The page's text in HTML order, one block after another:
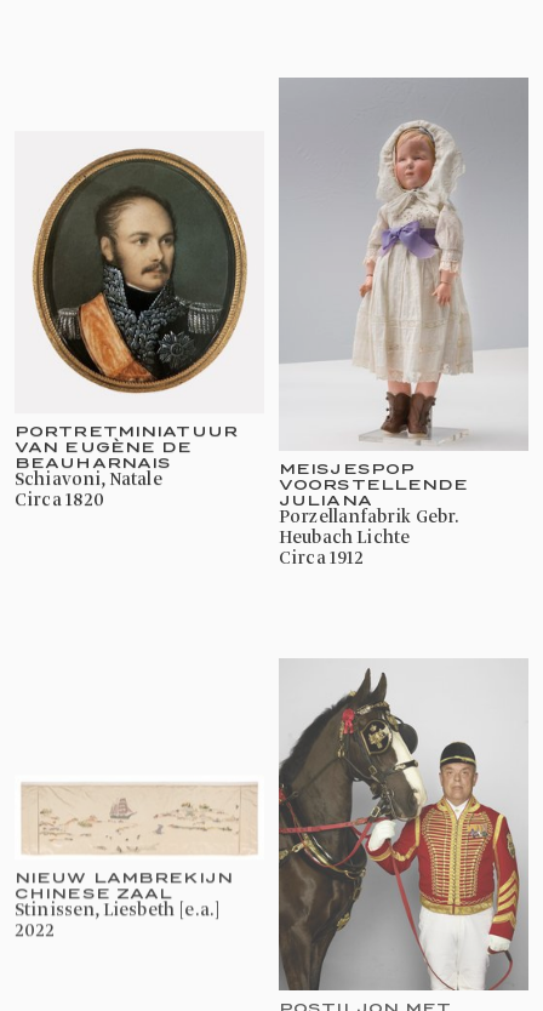
PORTRETMINIATUUR
VAN EUGÈNE DE
BEAUHARNAIS
Schiavoni, Natale
circa 1820
MEISJESPOP
VOORSTELLENDE
JULIANA
Porzellanfabrik Gebr.
Heubach Lichte
circa 1912
NIEUW LAMBREKIJN
CHINESE ZAAL
Stinissen, Liesbeth [e.a.]
2022
POSTILJON MET